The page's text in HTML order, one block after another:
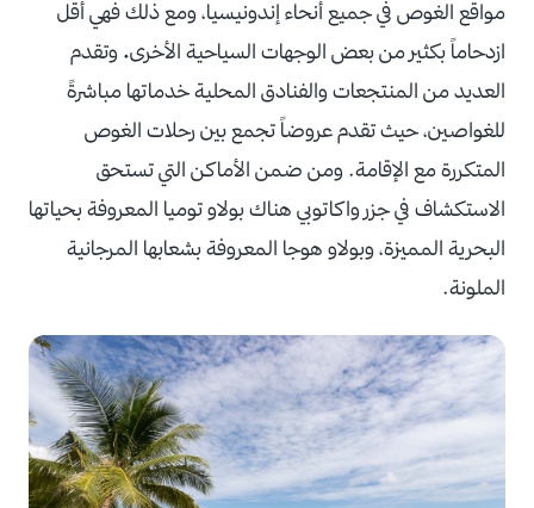
مواقع الغوص في جميع أنحاء إندونيسيا، ومع ذلك فهي أقل
ازدحاماً بكثير من بعض الوجهات السياحية الأخرى. وتقدم
العديد من المنتجعات والفنادق المحلية خدماتها مباشرةً
للغواصين، حيث تقدم عروضاً تجمع بين رحلات الغوص
المتكررة مع الإقامة. ومن ضمن الأماكن التي تستحق
الاستكشاف في جزر واكاتوبي هناك بولاو توميا المعروفة بحياتها
البحرية المميزة، وبولاو هوجا المعروفة بشعابها المرجانية
الملونة.